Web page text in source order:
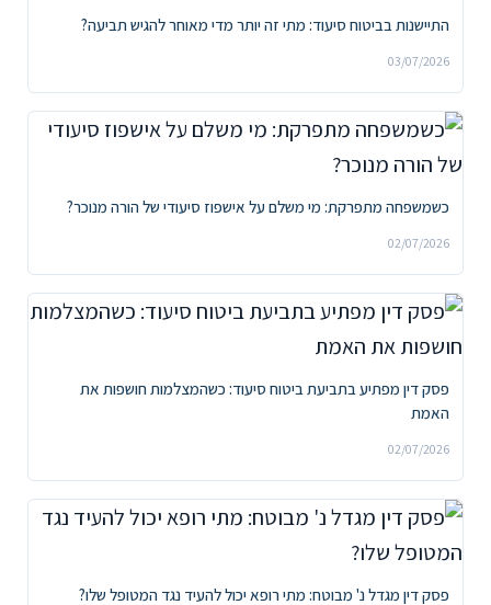
התיישנות בביטוח סיעוד: מתי זה יותר מדי מאוחר להגיש תביעה?
03/07/2026
כשמשפחה מתפרקת: מי משלם על אישפוז סיעודי של הורה מנוכר?
02/07/2026
פסק דין מפתיע בתביעת ביטוח סיעוד: כשהמצלמות חושפות את
האמת
02/07/2026
פסק דין מגדל נ' מבוטח: מתי רופא יכול להעיד נגד המטופל שלו?